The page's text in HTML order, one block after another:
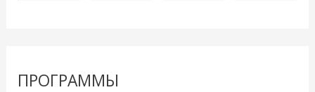
ПРОГРАММЫ